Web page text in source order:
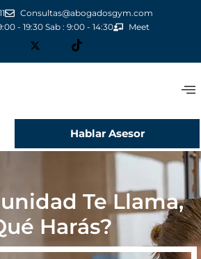
Consultas@abogadosgym.com
- 19:30 Sab : 9:00 - 14:30
Meet
Hablar Asesor
Te Llama,
Harás?